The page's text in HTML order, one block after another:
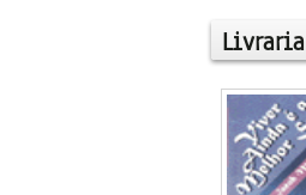
Livraria